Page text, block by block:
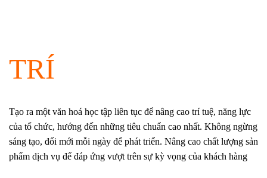
TRÍ
Tạo ra một văn hoá học tập liên tục để nâng cao trí tuệ, năng lực
của tổ chức, hướng đến những tiêu chuẩn cao nhất. Không ngừng
sáng tạo, đổi mới mỗi ngày để phát triển. Nâng cao chất lượng sản
phẩm dịch vụ để đáp ứng vượt trên sự kỳ vọng của khách hàng